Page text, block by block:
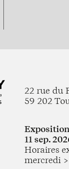
22 rue du
59 202
11 sep.
Horaires
mercredi